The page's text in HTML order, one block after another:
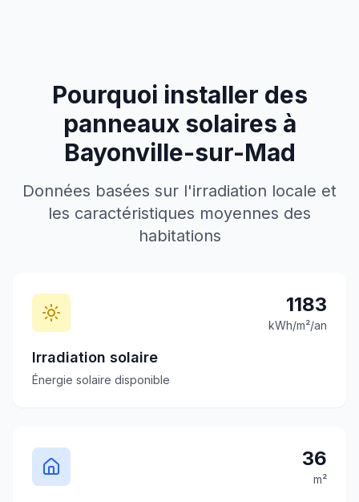
Pourquoi installer des
panneaux solaires à
Bayonville-sur-Mad
Données basées sur l'irradiation locale et
les caractéristiques moyennes des
habitations
1183
kWh/m²/an
Irradiation solaire
Énergie solaire disponible
36
m²